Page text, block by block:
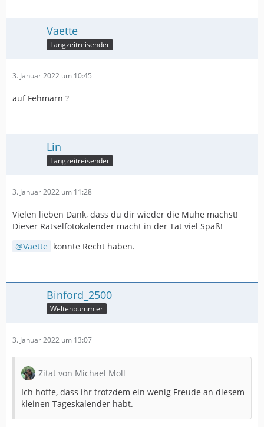
Vaette
Langzeitreisender
3. Januar 2022 um 10:45
auf Fehmarn ?
Lin
Langzeitreisender
3. Januar 2022 um 11:28
Vielen lieben Dank, dass du dir wieder die Mühe machst!
Dieser Rätselfotokalender macht in der Tat viel Spaß!
Vaette könnte Recht haben.
Binford_2500
Weltenbummler
3. Januar 2022 um 13:07
Zitat von Michael Moll
Ich hoffe, dass ihr trotzdem ein wenig Freude an diesem
kleinen Tageskalender habt.